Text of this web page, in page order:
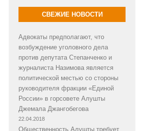
СВЕЖИЕ НОВОСТИ
Адвокаты предполагают, что
возбуждение уголовного дела
против депутата Степанченко и
журналиста Назимова является
политической местью со стороны
руководителя фракции «Единой
России» в горсовете Алушты
Джемала Джангобегова
22.04.2018
Общественность Алушты требует